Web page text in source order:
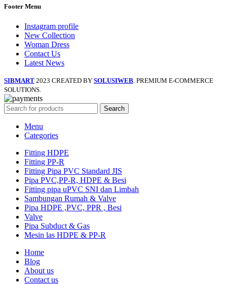
Footer Menu
Instagram profile
New Collection
Woman Dress
Contact Us
Latest News
SIBMART 2023 CREATED BY SOLUSIWEB. PREMIUM E-COMMERCE
SOLUTIONS.
Search
Menu
Categories
Fitting HDPE
Fitting PP-R
Fitting Pipa PVC Standard JIS
Pipa PVC,PP-R, HDPE & Besi
Fitting pipa uPVC SNI dan Limbah
Sambungan Rumah & Valve
Pipa HDPE ,PVC, PPR , Besi
Valve
Pipa Subduct & Gas
Mesin las HDPE & PP-R
Home
Blog
About us
Contact us